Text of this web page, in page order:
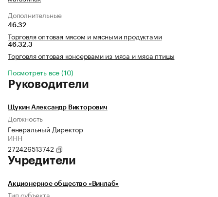
Дополнительные
46.32
Торговля оптовая мясом и мясными продуктами
46.32.3
Торговля оптовая консервами из мяса и мяса птицы
Посмотреть все (10)
Руководители
Щукин Александр Викторович
Должность
Генеральный Директор
ИНН
272426513742
Учредители
Акционерное общество «Винлаб»
Тип субъекта